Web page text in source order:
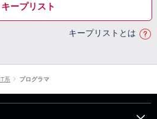
キープリスト
キープリストとは
IT系 プログラマ